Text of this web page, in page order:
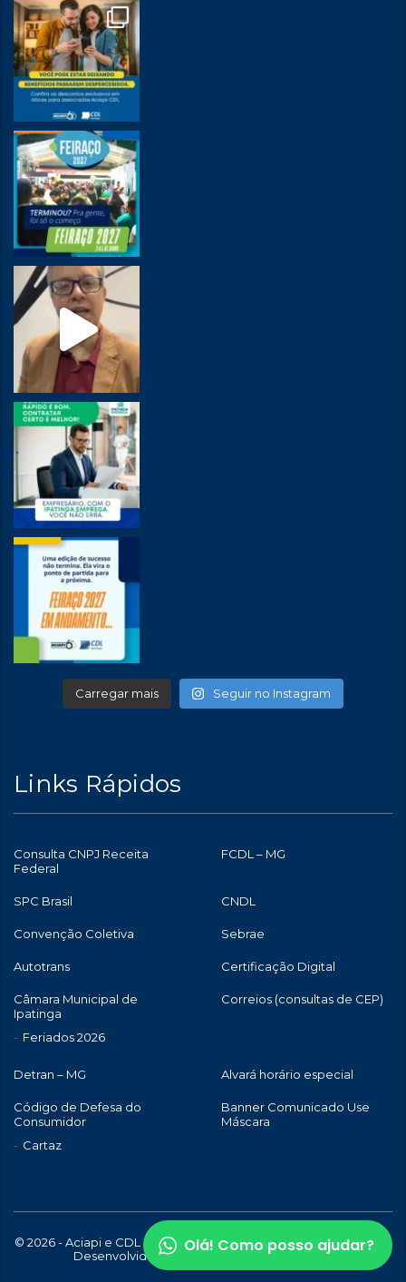
Carregar mais Seguir no Instagram
Links Rápidos
Consulta CNPJ Receita
Federal
FCDL – MG
SPC Brasil CNDL
Convenção Coletiva Sebrae
Autotrans Certificação Digital
Câmara Municipal de
Ipatinga
Feriados 2026
Correios (consultas de CEP)
Detran – MG Alvará horário especial
Código de Defesa do
Consumidor
Cartaz
Banner Comunicado Use
Máscara
© 2026 - Aciapi e CDL de Ipatinga | Todos os direitos reservados |
Desenvolvido com
WebStory.com.br
Olá! Como posso ajudar?